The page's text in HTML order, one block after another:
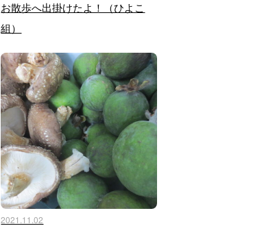
お散歩へ出掛けたよ！（ひよこ
組）
2021.11.02